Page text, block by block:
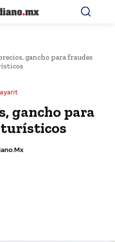
gancho para fraudes
gancho para